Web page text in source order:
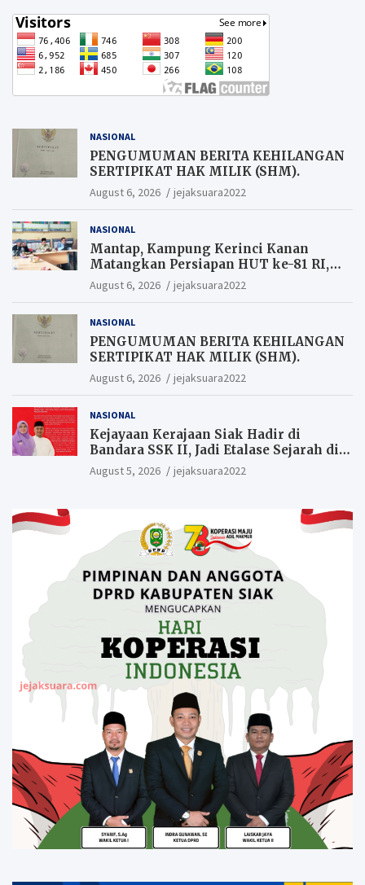
NASIONAL
PENGUMUMAN BERITA KEHILANGAN
SERTIPIKAT HAK MILIK (SHM).
August 6, 2026 jejaksuara2022
NASIONAL
Mantap, Kampung Kerinci Kanan
Matangkan Persiapan HUT ke-81 RI,
Warga yang ikut Upacara
Berkesempatan Raih Hadiah
August 6, 2026 jejaksuara2022
NASIONAL
PENGUMUMAN BERITA KEHILANGAN
SERTIPIKAT HAK MILIK (SHM).
August 6, 2026 jejaksuara2022
NASIONAL
Kejayaan Kerajaan Siak Hadir di
Bandara SSK II, Jadi Etalase Sejarah di
Gerbang Riau
August 5, 2026 jejaksuara2022